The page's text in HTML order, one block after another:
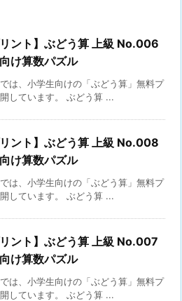
リント】ぶどう算 上級 No.006
け算数パズル
は、小学生向けの「ぶどう算」無料プ
しています。 ぶどう算 ...
リント】ぶどう算 上級 No.008
け算数パズル
は、小学生向けの「ぶどう算」無料プ
しています。 ぶどう算 ...
リント】ぶどう算 上級 No.007
け算数パズル
は、小学生向けの「ぶどう算」無料プ
しています。 ぶどう算 ...